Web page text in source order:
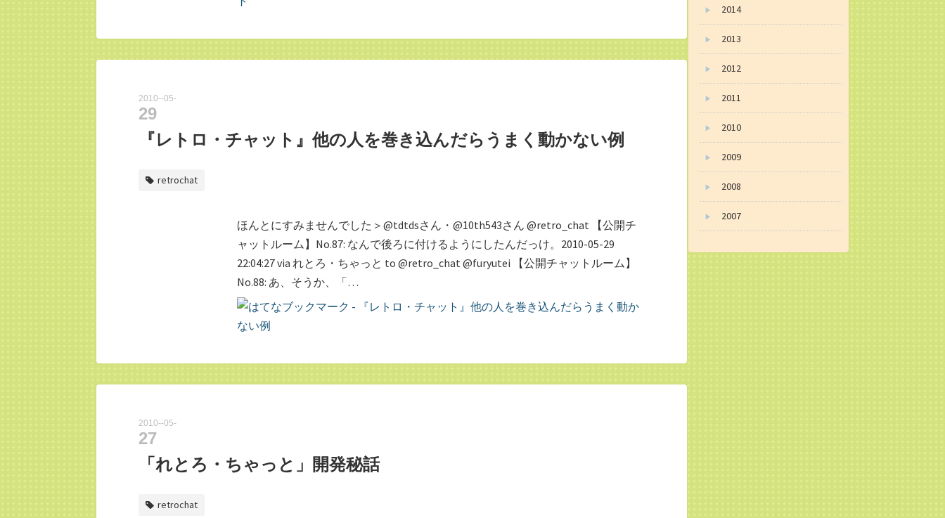
2010 -05-
29
『レトロ・チャット』他の人を巻き込んだらうまく動かない例
retrochat
ほんとにすみませんでした＞@tdtdsさん・@10th543さん @retro_chat 【公開チ
ャットルーム】No.87: なんで後ろに付けるようにしたんだっけ。2010-05-29
22:04:27 via れとろ・ちゃっと to @retro_chat @furyutei 【公開チャットルーム】
No.88: あ、そうか、「…
2010 -05-
27
「れとろ・ちゃっと」開発秘話
retrochat
▶ 2014
▶ 2013
▶ 2012
▶ 2011
▶ 2010
▶ 2009
▶ 2008
▶ 2007